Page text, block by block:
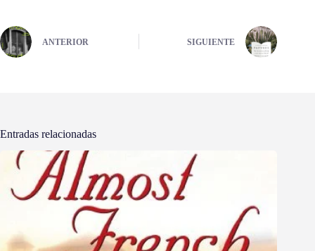
ANTERIOR SIGUIENTE
Entradas relacionadas